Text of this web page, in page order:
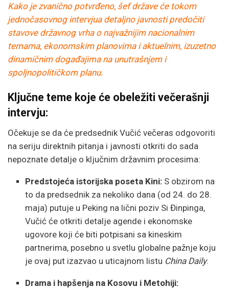
Kako je zvanično potvrđeno, šef države će tokom
jednočasovnog intervjua detaljno javnosti predočiti
stavove državnog vrha o najvažnijim nacionalnim
temama, ekonomskim planovima i aktuelnim, izuzetno
dinamičnim događajima na unutrašnjem i
spoljnopolitičkom planu.
Ključne teme koje će obeležiti večerašnji
intervju:
Očekuje se da će predsednik Vučić večeras odgovoriti
na seriju direktnih pitanja i javnosti otkriti do sada
nepoznate detalje o ključnim državnim procesima:
Predstojeća istorijska poseta Kini: S obzirom na
to da predsednik za nekoliko dana (od 24. do 28.
maja) putuje u Peking na lični poziv Si Đinpinga,
Vučić će otkriti detalje agende i ekonomske
ugovore koji će biti potpisani sa kineskim
partnerima, posebno u svetlu globalne pažnje koju
je ovaj put izazvao u uticajnom listu China Daily.
Drama i hapšenja na Kosovu i Metohiji: